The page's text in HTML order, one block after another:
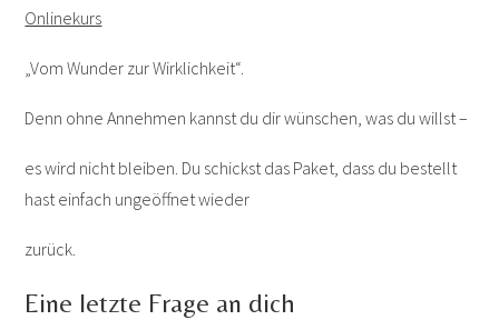
Onlinekurs
„Vom Wunder zur Wirklichkeit“.
Denn ohne Annehmen kannst du dir wünschen, was du willst –
es wird nicht bleiben. Du schickst das Paket, dass du bestellt
hast einfach ungeöffnet wieder
zurück.
Eine letzte Frage an dich